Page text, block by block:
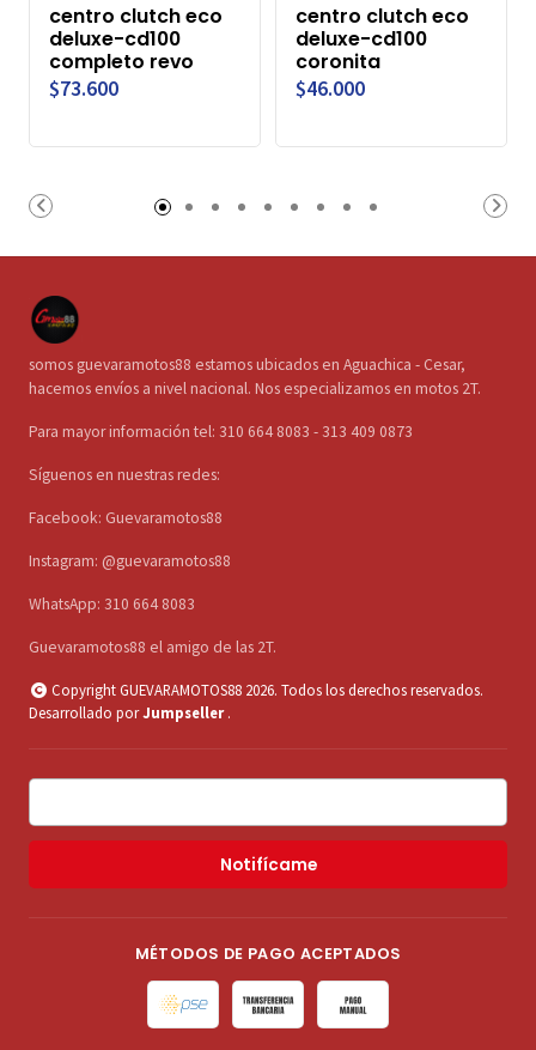
centro clutch eco
deluxe-cd100
completo revo
$73.600
centro clutch eco
deluxe-cd100
coronita
$46.000
somos guevaramotos88 estamos ubicados en Aguachica - Cesar,
hacemos envíos a nivel nacional. Nos especializamos en motos 2T.
Para mayor información tel: 310 664 8083 - 313 409 0873
Síguenos en nuestras redes:
Facebook: Guevaramotos88
Instagram: @guevaramotos88
WhatsApp: 310 664 8083
Guevaramotos88 el amigo de las 2T.
Copyright GUEVARAMOTOS88 2026. Todos los derechos reservados.
Desarrollado porJumpseller .
Notifícame
MÉTODOS DE PAGO ACEPTADOS